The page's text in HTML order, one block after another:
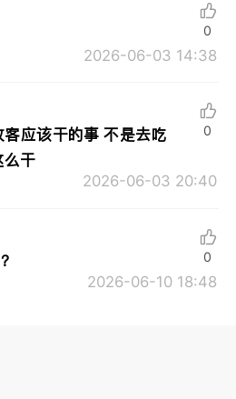
2026-06-03 14:38
0
应该干的事 不是去吃
么干
2026-06-03 20:40
0
2026-06-10 18:48
0